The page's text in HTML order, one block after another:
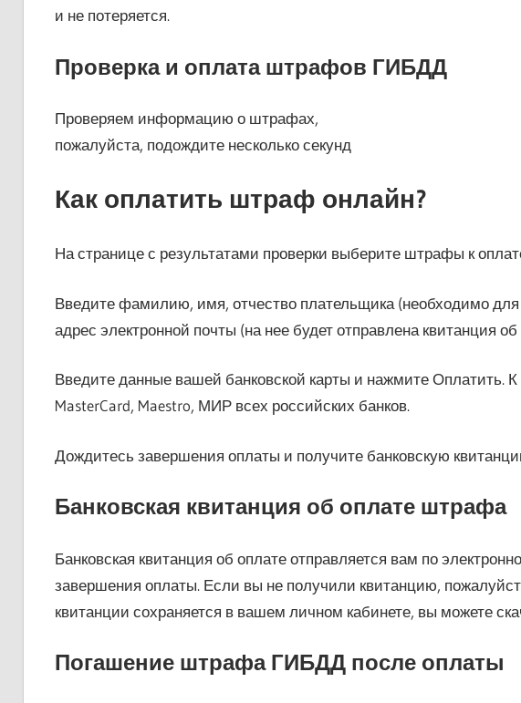
и не потеряется.
Проверка и оплата штрафов ГИБДД
Проверяем информацию о штрафах,
пожалуйста, подождите несколько секунд
Как оплатить штраф онлайн?
На странице с результатами проверки выберите штрафы к
Введите фамилию, имя, отчество плательщика (необходимо для
адрес электронной почты (на нее будет отправлена квитанция об
Введите данные вашей банковской карты и нажмите Оплатить.
MasterCard, Maestro, МИР всех российских банков.
Дождитесь завершения оплаты и получите банковскую
Банковская квитанция об оплате штрафа
Банковская квитанция об оплате отправляется вам по
завершения оплаты. Если вы не получили квитанцию,
квитанции сохраняется в вашем личном кабинете, вы можете
Погашение штрафа ГИБДД после оплаты